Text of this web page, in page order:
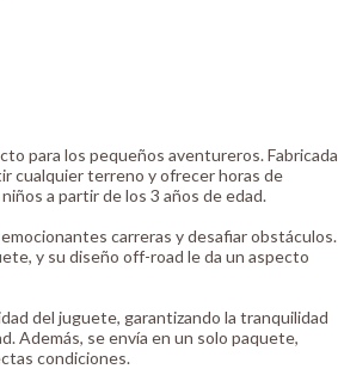
para los pequeños aventureros. Fabricada
cualquier terreno y ofrecer horas de
a partir de los 3 años de edad.
carreras y desafiar obstáculos.
y su diseño off-road le da un aspecto
del juguete, garantizando la tranquilidad
Además, se envía en un solo paquete,
condiciones.